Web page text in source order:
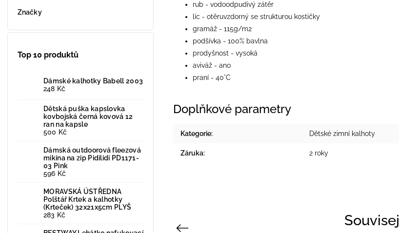
Značky
Top 10 produktů
Dámské kalhotky Babell 2003
248 Kč
Dětská puška kapslovka
kovbojská černá kovová 12
ran na kapsle
500 Kč
Dámská outdoorová fleezová
mikina na zip Pidilidi PD1171-
03 Pink
596 Kč
MORAVSKÁ ÚSTŘEDNA
Polštář Krtek a kalhotky
(Krteček) 32x21x5cm PLYŠ
283 Kč
rub - vodoodpudivý zátěr
líc - otěruvzdorný se strukturou kostičky
gramáž - 115g/m2
podšívka - 100% bavlna
prodyšnost - vysoká
aviváž - ano
praní - 40°C
Doplňkové parametry
Kategorie: Dětské zimní kalhoty
Záruka: 2 roky
Previous